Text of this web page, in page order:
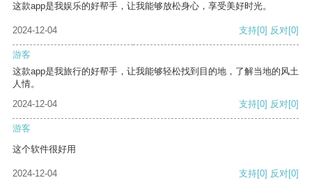
这款app是我娱乐的好帮手，让我能够放松身心，享受美好时光。
2024-12-04 支持[0] 反对[0]
游客
这款app是我旅行的好帮手，让我能够轻松找到目的地，了解当地的风土
人情。
2024-12-04
支持[0] 反对[0]
游客
这个软件很好用
2024-12-04 支持[0] 反对[0]